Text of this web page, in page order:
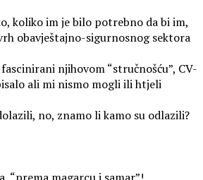
koliko im je bilo potrebno da bi im,
obavještajno-sigurnosnog sektora
njihovom “stručnošću”, CV-
ali mi nismo mogli ili htjeli
no, znamo li kamo su odlazili?